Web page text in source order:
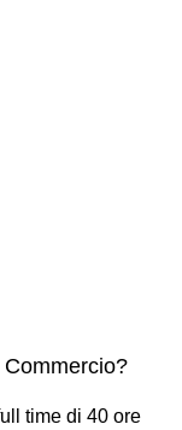
time di 40 ore